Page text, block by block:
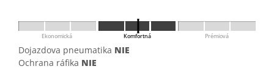
Ekonomická Komfortná Prémiová
Dojazdova pneumatika NIE
Ochrana ráfika NIE